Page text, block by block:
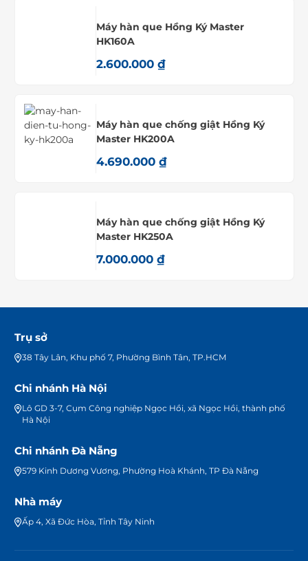
Máy hàn que Hồng Ký Master
HK160A
2.600.000 ₫
Máy hàn que chống giật Hồng Ký
Master HK200A
4.690.000 ₫
Máy hàn que chống giật Hồng Ký
Master HK250A
7.000.000 ₫
Trụ sở
38 Tây Lân, Khu phố 7, Phường Bình Tân, TP.HCM
Chi nhánh Hà Nội
Lô GD 3-7, Cụm Công nghiệp Ngọc Hồi, xã Ngọc Hồi, thành phố
Hà Nội
Chi nhánh Đà Nẵng
579 Kinh Dương Vương, Phường Hoà Khánh, TP Đà Nẵng
Nhà máy
Ấp 4, Xã Đức Hòa, Tỉnh Tây Ninh